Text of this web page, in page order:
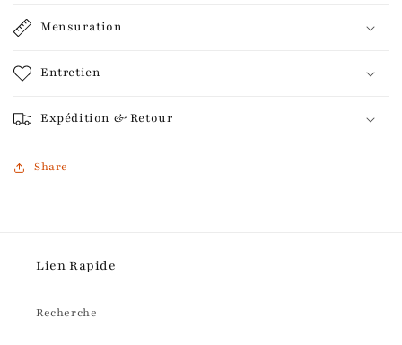
Mensuration
Entretien
Expédition & Retour
Share
Lien Rapide
Recherche